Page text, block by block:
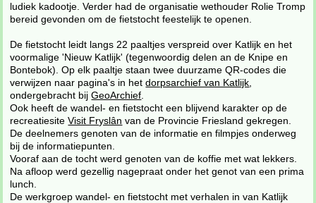
ludiek kadootje. Verder had de organisatie wethouder Rolie Tromp
bereid gevonden om de fietstocht feestelijk te openen.
De fietstocht leidt langs 22 paaltjes verspreid over Katlijk en het
voormalige 'Nieuw Katlijk' (tegenwoordig delen an de Knipe en
Bontebok). Op elk paaltje staan twee duurzame QR-codes die
verwijzen naar pagina's in hetdorpsarchief van Katlijk
ondergebracht bijGeoArchief
Ook heeft de wandel- en fietstocht een blijvend karakter op de
recreatiesiteVisit Fryslân van de Provincie Friesland gekregen.
De deelnemers genoten van de informatie en filmpjes onderweg
bij de informatiepunten.
Vooraf aan de tocht werd genoten van de koffie met wat lekkers.
Na afloop werd gezellig nagepraat onder het genot van een prima
lunch.
De werkgroep wandel- en fietstocht met verhalen in van Katlijk